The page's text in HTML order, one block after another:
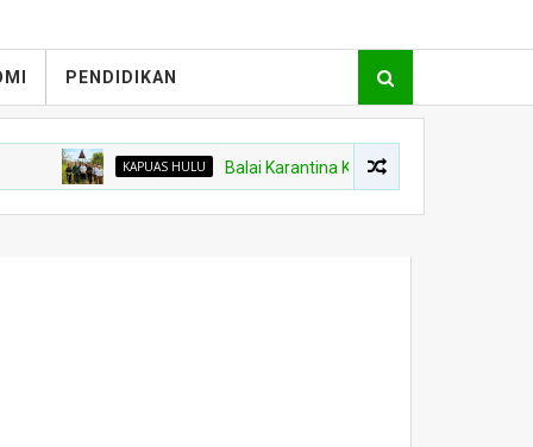
PENDIDIKAN
KAPUAS HULU Balai Karantina Kalbar Tinjau Jalur Tidak Resmi di